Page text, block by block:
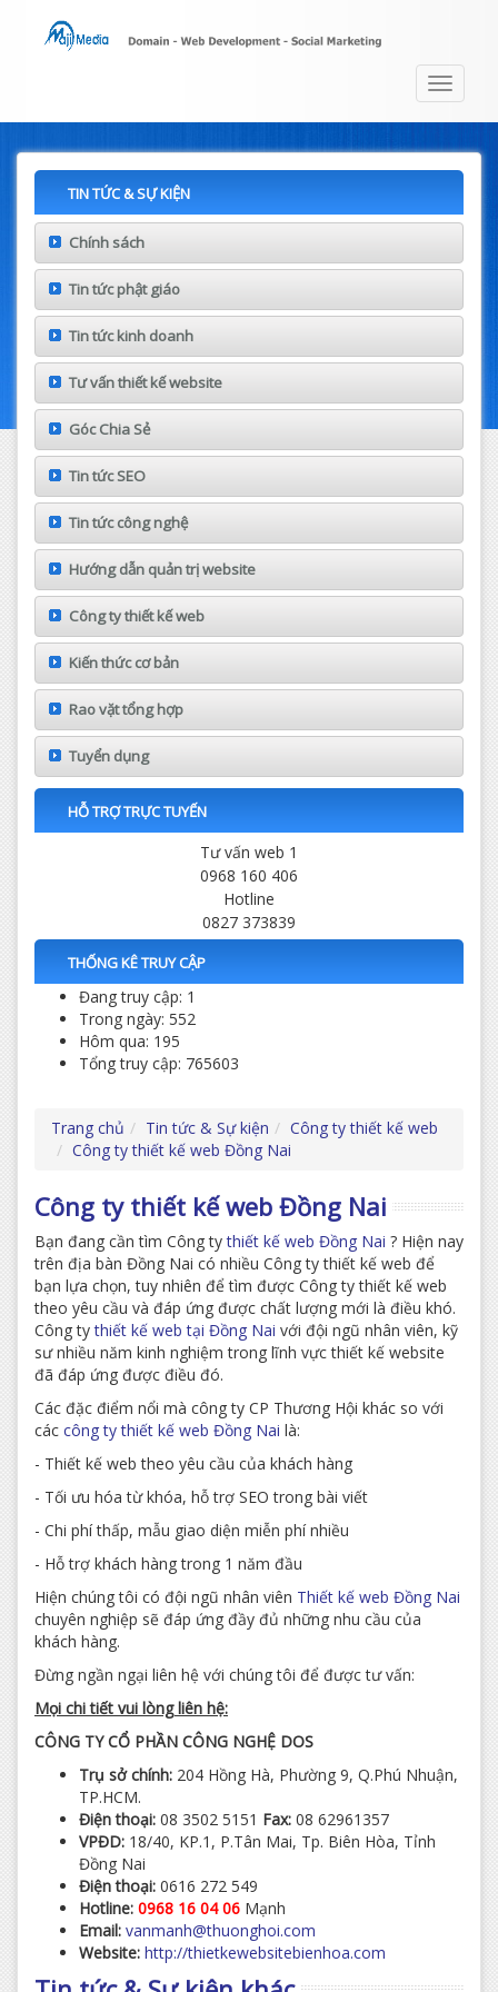
Toggle
TIN TỨC & SỰ KIỆN
Chính sách
Tin tức phật giáo
Tin tức kinh doanh
Tư vấn thiết kế website
Góc Chia Sẻ
Tin tức SEO
Tin tức công nghệ
Hướng dẫn quản trị website
Công ty thiết kế web
Kiến thức cơ bản
Rao vặt tổng hợp
Tuyển dụng
HỖ TRỢ TRỰC TUYẾN
Tư vấn web 1
0968 160 406
Hotline
0827 373839
THỐNG KÊ TRUY CẬP
Đang truy cập: 1
Trong ngày: 552
Hôm qua: 195
Tổng truy cập: 765603
Trang chủ Tin tức & Sự kiện
Công ty thiết kế web
Công ty thiết kế web Đồng Nai
Công ty thiết kế web Đồng Nai
Bạn đang cần tìm Công tythiết kế web Đồng Nai ? Hiện nay
trên địa bàn Đồng Nai có nhiều Công ty thiết kế web để
bạn lựa chọn, tuy nhiên để tìm được Công ty thiết kế web
theo yêu cầu và đáp ứng được chất lượng mới là điều khó.
Công tythiết kế web tại Đồng Nai với đội ngũ nhân viên, kỹ
sư nhiều năm kinh nghiệm trong lĩnh vực thiết kế website
đã đáp ứng được điều đó.
Các đặc điểm nổi mà công ty CP Thương Hội khác so với
các công ty thiết kế web Đồng Nai là:
- Thiết kế web theo yêu cầu của khách hàng
- Tối ưu hóa từ khóa, hỗ trợ SEO trong bài viết
- Chi phí thấp, mẫu giao diện miễn phí nhiều
- Hỗ trợ khách hàng trong 1 năm đầu
Hiện chúng tôi có đội ngũ nhân viên Thiết kế web Đồng Nai
chuyên nghiệp sẽ đáp ứng đầy đủ những nhu cầu của
khách hàng.
Đừng ngần ngại liên hệ với chúng tôi để được tư vấn:
Mọi chi tiết vui lòng liên hệ:
CÔNG TY CỔ PHẦN CÔNG NGHỆ DOS
Trụ sở chính: 204 Hồng Hà, Phường 9, Q.Phú Nhuận,
TP.HCM.
Điện thoại: 08 3502 5151 Fax: 08 62961357
VPĐD: 18/40, KP.1, P.Tân Mai, Tp. Biên Hòa, Tỉnh
Đồng Nai
Điện thoại: 0616 272 549
Hotline: 0968 16 04 06 Mạnh
Email: vanmanh@thuonghoi.com
Website: http://thietkewebsitebienhoa.com